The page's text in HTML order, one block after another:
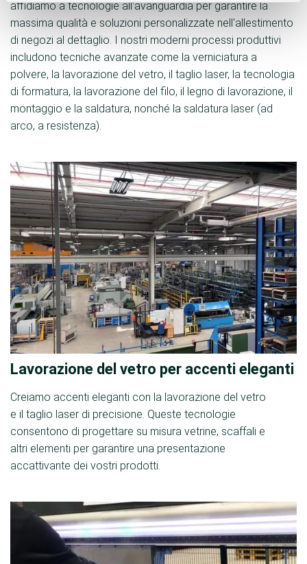
affidiamo a tecnologie all'avanguardia per garantire la
massima qualità e soluzioni personalizzate nell'allestimento
di negozi al dettaglio. I nostri moderni processi produttivi
includono tecniche avanzate come la verniciatura a
polvere, la lavorazione del vetro, il taglio laser, la tecnologia
di formatura, la lavorazione del filo, il legno di lavorazione, il
montaggio e la saldatura, nonché la saldatura laser (ad
arco, a resistenza).
Lavorazione del vetro per accenti eleganti
Creiamo accenti eleganti con la lavorazione del vetro
e il taglio laser di precisione. Queste tecnologie
consentono di progettare su misura vetrine, scaffali e
altri elementi per garantire una presentazione
accattivante dei vostri prodotti.